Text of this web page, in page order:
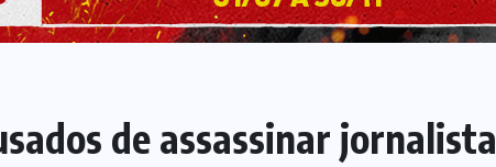
de assassinar jornalista